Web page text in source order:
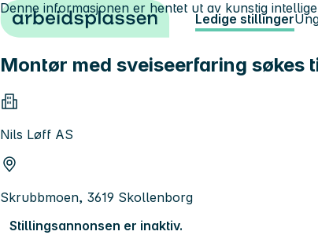
Hopp til innhold Ledige stillinger
Montør med sveiseerfaring søkes
Nils Løff AS
Skrubbmoen, 3619 Skollenborg
Stillingsannonsen er inaktiv.
Denne informasjonen er hentet ut av kunstig